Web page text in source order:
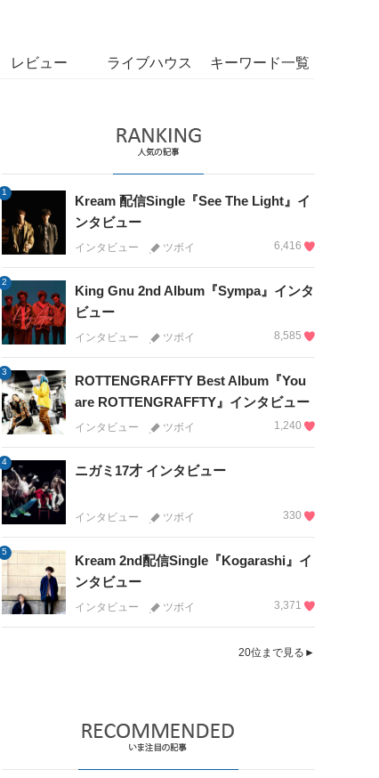
レビュー ライブハウス キーワード一覧
1
Kream 配信Single『See The Light』イ
ンタビュー
インタビュー ツボイ 6,416
2
King Gnu 2nd Album『Sympa』インタ
ビュー
インタビュー ツボイ 8,585
3
ROTTENGRAFFTY Best Album『You
are ROTTENGRAFFTY』インタビュー
インタビュー ツボイ 1,240
4
ニガミ17才 インタビュー
インタビュー ツボイ 330
5
Kream 2nd配信Single『Kogarashi』イ
ンタビュー
インタビュー ツボイ 3,371
20位まで見る►